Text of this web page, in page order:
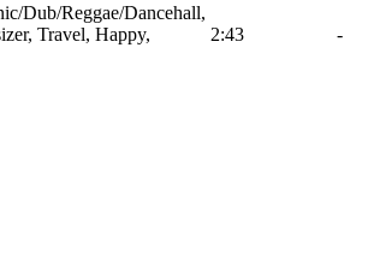
Dub/Reggae/Dancehall,
Travel, Happy,
2:43 -